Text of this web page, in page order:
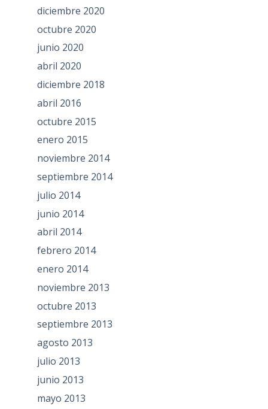
diciembre 2020
octubre 2020
junio 2020
abril 2020
diciembre 2018
abril 2016
octubre 2015
enero 2015
noviembre 2014
septiembre 2014
julio 2014
junio 2014
abril 2014
febrero 2014
enero 2014
noviembre 2013
octubre 2013
septiembre 2013
agosto 2013
julio 2013
junio 2013
mayo 2013